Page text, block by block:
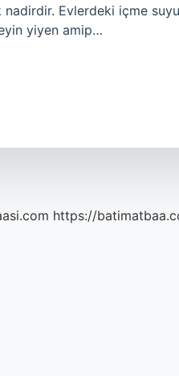
Evlerdeki içme
yiyen amip…
https://